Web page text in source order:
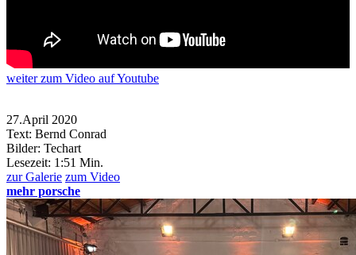
weiterzum Video auf Youtube
27.April 2020
Text: Bernd Conrad
Bilder: Techart
Lesezeit: 1:51 Min.
zur Galerie zum Video
mehr porsche